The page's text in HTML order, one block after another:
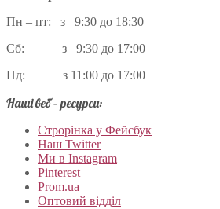
Пн – пт: з 9:30 до 18:30
Сб: з 9:30 до 17:00
Нд: з 11:00 до 17:00
Наші веб – ресурси:
Строрінка у Фейсбук
Наш Twitter
Ми в Instagram
Pinterest
Prom.ua
Оптовий відділ